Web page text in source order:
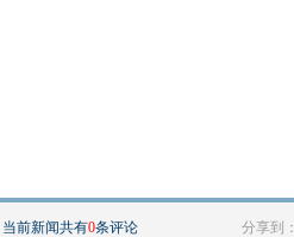
当前新闻共有0条评论 分享到：